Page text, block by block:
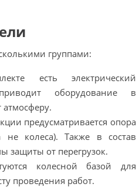
группами:
есть электрический
оборудование в
атмосферу.
предусматривается опора
колеса). Также в состав
защиты от перегрузок.
колесной базой для
проведения работ.